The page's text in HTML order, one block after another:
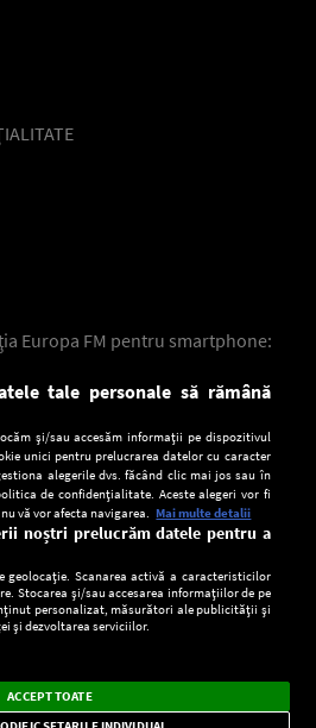
Europa FM pentru smartphone:
știri și alerte
×
tale personale să rămână
și/sau accesăm informații pe dispozitivul
unici pentru prelucrarea datelor cu caracter
alegerile dvs. făcând clic mai jos sau în
de confidențialitate. Aceste alegeri vor fi
vă vor afecta navigarea. Mai multe detalii
noștri prelucrăm datele pentru a
geolocație. Scanarea activă a caracteristicilor
Stocarea și/sau accesarea informațiilor de pe
personalizat, măsurători ale publicității și
și dezvoltarea serviciilor.
ACCEPT TOATE